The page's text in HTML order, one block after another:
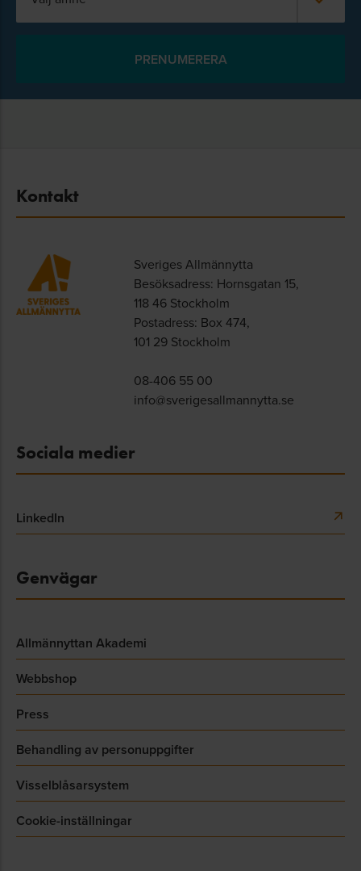
Kontakt
Sveriges Allmännytta
Besöksadress: Hornsgatan 15,
118 46 Stockholm
Postadress: Box 474,
101 29 Stockholm
08-406 55 00
info@sverigesallmannytta.se
Sociala medier
LinkedIn
Genvägar
Allmännyttan Akademi
Webbshop
Press
Behandling av personuppgifter
Visselblåsarsystem
Cookie-inställningar